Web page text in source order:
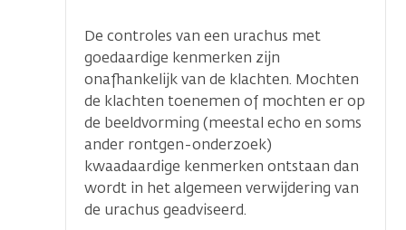
De controles van een urachus met
goedaardige kenmerken zijn
onafhankelijk van de klachten. Mochten
de klachten toenemen of mochten er op
de beeldvorming (meestal echo en soms
ander rontgen-onderzoek)
kwaadaardige kenmerken ontstaan dan
wordt in het algemeen verwijdering van
de urachus geadviseerd.